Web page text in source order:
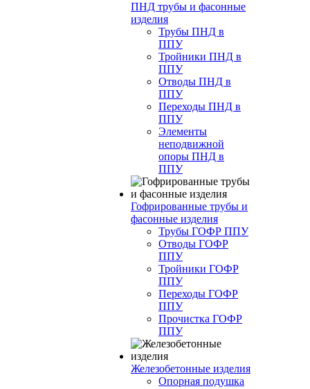
ПНД трубы и фасонные
изделия
Трубы ПНД в
ППУ
Тройники ПНД в
ППУ
Отводы ПНД в
ППУ
Переходы ПНД в
ППУ
Элементы
неподвижной
опоры ПНД в
ППУ
Гофрированные трубы и
фасонные изделия
Трубы ГОФР ППУ
Отводы ГОФР
ППУ
Тройники ГОФР
ППУ
Переходы ГОФР
ППУ
Прочистка ГОФР
ППУ
Железобетонные изделия
Опорная подушка